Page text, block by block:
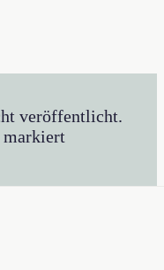
veröffentlicht.
markiert